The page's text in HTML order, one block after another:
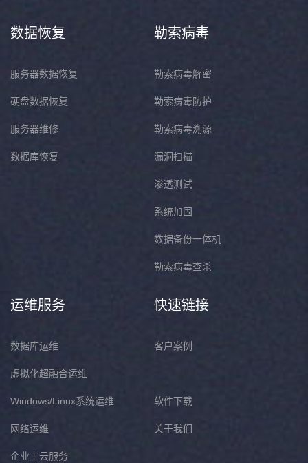
数据恢复
服务器数据恢复
硬盘数据恢复
服务器维修
数据库恢复
勒索病毒
勒索病毒解密
勒索病毒防护
勒索病毒溯源
漏洞扫描
渗透测试
系统加固
数据备份一体机
勒索病毒查杀
运维服务
数据库运维
虚拟化超融合运维
Windows/Linux系统运维
网络运维
企业上云服务
快速链接
客户案例
软件下载
关于我们